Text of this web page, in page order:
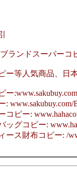
ランドスーパーコ
ー等人気商品、日
ー
www.sakubuy.com/
ピー:
グコピー:
ース財布コピー: /